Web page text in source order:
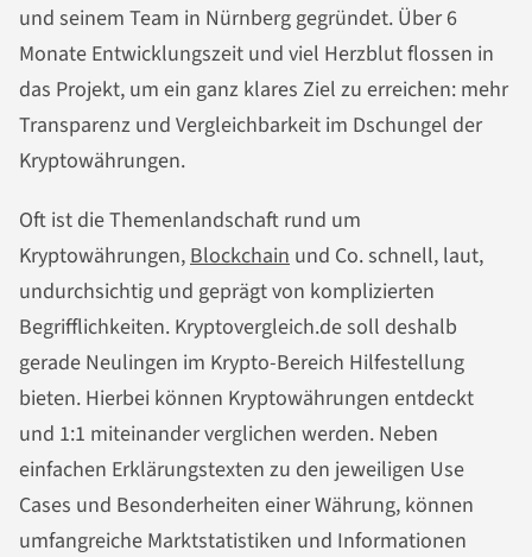
und seinem Team in Nürnberg gegründet. Über 6
Monate Entwicklungszeit und viel Herzblut flossen in
das Projekt, um ein ganz klares Ziel zu erreichen: mehr
Transparenz und Vergleichbarkeit im Dschungel der
Kryptowährungen.
Oft ist die Themenlandschaft rund um
Kryptowährungen, Blockchain und Co. schnell, laut,
undurchsichtig und geprägt von komplizierten
Begrifflichkeiten. Kryptovergleich.de soll deshalb
gerade Neulingen im Krypto-Bereich Hilfestellung
bieten. Hierbei können Kryptowährungen entdeckt
und 1:1 miteinander verglichen werden. Neben
einfachen Erklärungstexten zu den jeweiligen Use
Cases und Besonderheiten einer Währung, können
umfangreiche Marktstatistiken und Informationen